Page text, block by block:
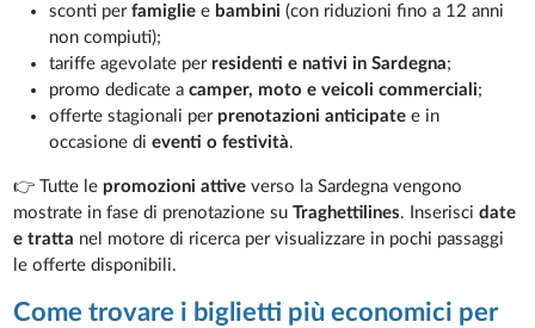
sconti perfamiglie e bambini (con riduzioni fino a 12 anni
non compiuti);
tariffe agevolate per residenti e nativi in Sardegna;
promo dedicate acamper, moto e veicoli commerciali;
offerte stagionali per prenotazioni anticipate e in
occasione dieventi o festività.
👉 Tutte le promozioni attive verso la Sardegna vengono
mostrate in fase di prenotazione suTraghettilines. Inseriscidate
e tratta nel motore di ricerca per visualizzare in pochi passaggi
le offerte disponibili.
Come trovare i biglietti più economici per